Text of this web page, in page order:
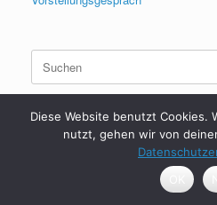
nach:
2017 - 2026 |
Diese Website benutzt Cookies.
nutzt, gehen wir von